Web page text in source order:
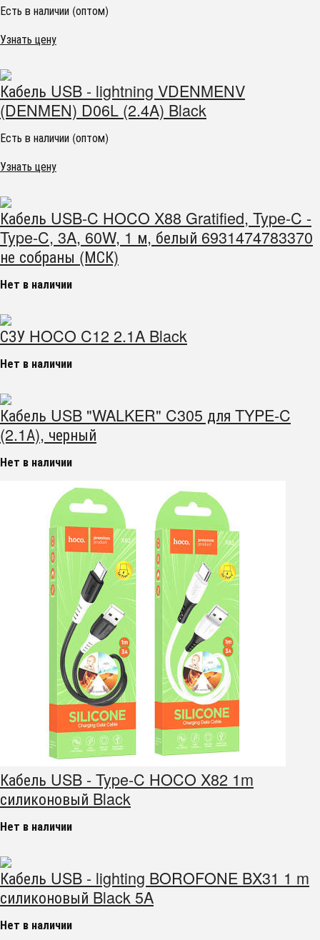
Есть в наличии (оптом)
Узнать цену
Кабель USB - lightning VDENMENV
(DENMEN) D06L (2.4A) Black
Есть в наличии (оптом)
Узнать цену
Кабель USB-C HOCO X88 Gratified, Type-C -
Type-C, 3A, 60W, 1 м, белый 6931474783370
не собраны (МСК)
Нет в наличии
СЗУ HOCO C12 2.1A Black
Нет в наличии
Кабель USB "WALKER" C305 для TYPE-C
(2.1А), черный
Нет в наличии
Кабель USB - Type-C HOCO X82 1m
силиконовый Black
Нет в наличии
Кабель USB - lighting BOROFONE BX31 1 m
силиконовый Black 5A
Нет в наличии